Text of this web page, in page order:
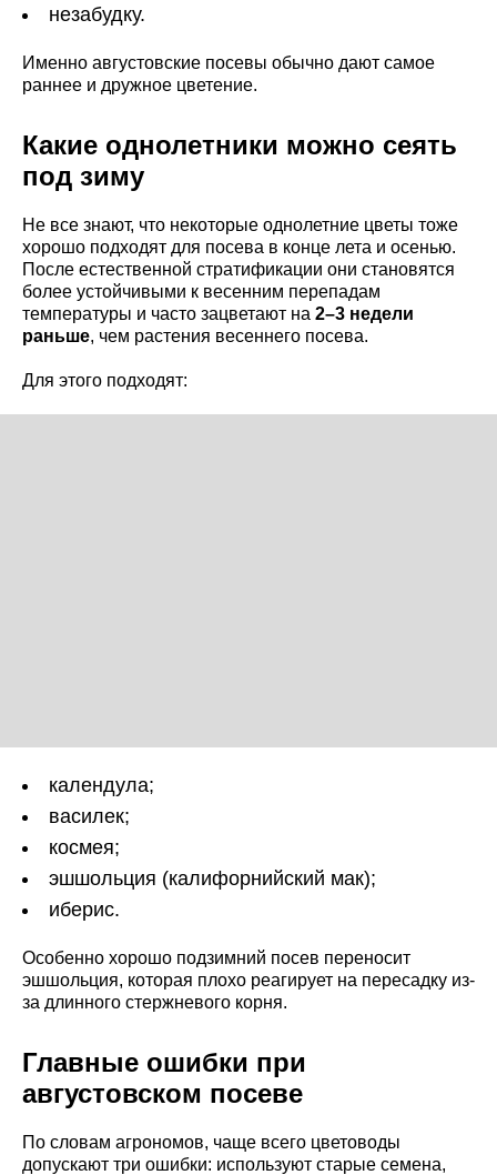
незабудку.
Именно августовские посевы обычно дают самое
раннее и дружное цветение.
Какие однолетники можно сеять
под зиму
Не все знают, что некоторые однолетние цветы тоже
хорошо подходят для посева в конце лета и осенью.
После естественной стратификации они становятся
более устойчивыми к весенним перепадам
температуры и часто зацветают на 2–3 недели
раньше, чем растения весеннего посева.
Для этого подходят:
календула;
василек;
космея;
эшшольция (калифорнийский мак);
иберис.
Особенно хорошо подзимний посев переносит
эшшольция, которая плохо реагирует на пересадку из-
за длинного стержневого корня.
Главные ошибки при
августовском посеве
По словам агрономов, чаще всего цветоводы
допускают три ошибки: используют старые семена,